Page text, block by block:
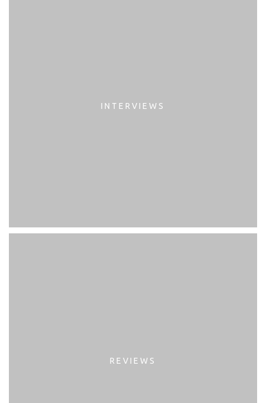
INTERVIEWS
REVIEWS